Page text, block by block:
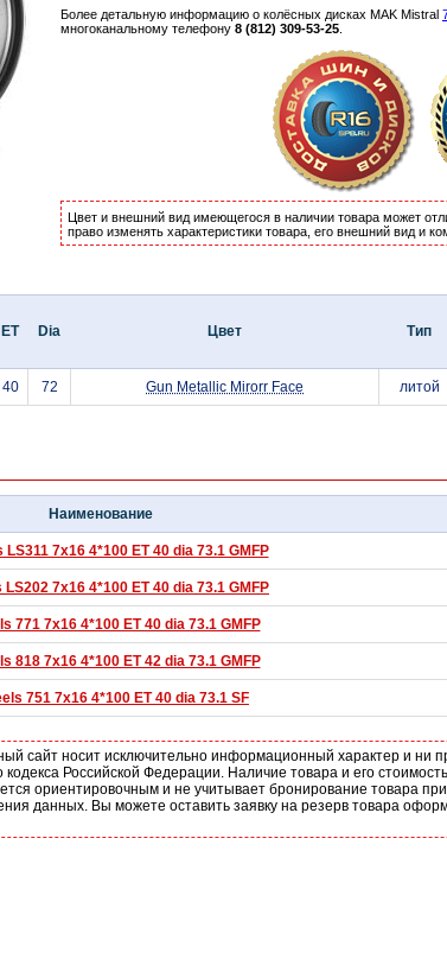
Более детальную информацию о колёсных дисках MAK Mistral
многоканальному телефону 8 (812) 309-53-25
Цвет и внешний вид имеющегося в наличии товара может
право изменять характеристики товара, его внешний вид и
ET Dia Цвет Тип
40 72 Gun Metallic Mirorr Face литой
Наименование
LS311 7x16 4*100 ET 40 dia 73.1 GMFP
LS202 7x16 4*100 ET 40 dia 73.1 GMFP
771 7x16 4*100 ET 40 dia 73.1 GMFP
818 7x16 4*100 ET 42 dia 73.1 GMFP
751 7x16 4*100 ET 40 dia 73.1 SF
сайт носит исключительно информационный характер и ни
Российской Федерации. Наличие товара и его
ориентировочным и не учитывает бронирование товара
данных. Вы можете оставить заявку на резерв товара